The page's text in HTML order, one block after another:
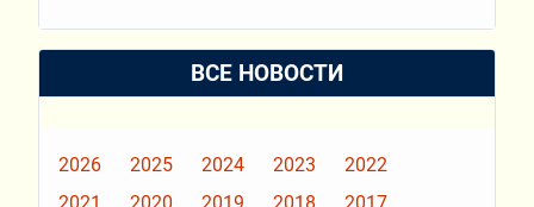
ВСЕ НОВОСТИ
2026 2025 2024 2023
2022